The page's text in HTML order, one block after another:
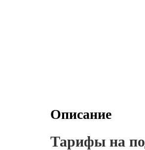
Описание
Тарифы на